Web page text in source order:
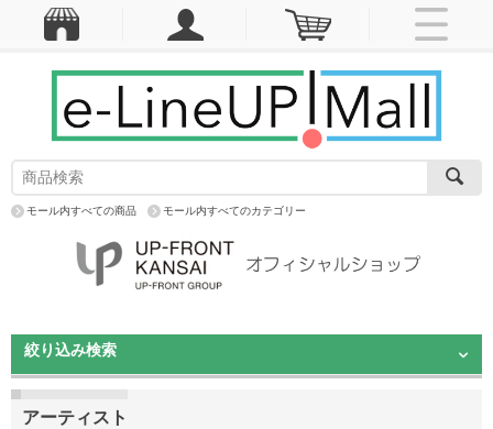
モール内すべての商品 モール内すべてのカテゴリー
絞り込み検索
アーティスト